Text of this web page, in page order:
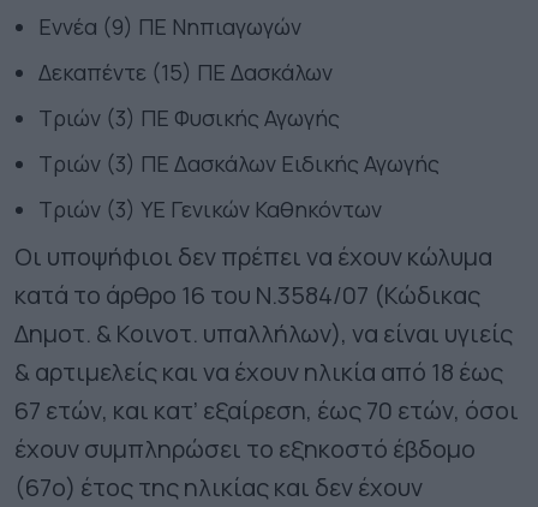
Εννέα (9) ΠΕ Νηπιαγωγών
Δεκαπέντε (15) ΠΕ Δασκάλων
Τριών (3) ΠΕ Φυσικής Αγωγής
Τριών (3) ΠΕ Δασκάλων Ειδικής Αγωγής
Τριών (3) ΥΕ Γενικών Καθηκόντων
Οι υποψήφιοι δεν πρέπει να έχουν κώλυμα
κατά το άρθρο 16 του Ν.3584/07 (Κώδικας
Δημοτ. & Κοινοτ. υπαλλήλων), να είναι υγιείς
& αρτιμελείς και να έχουν ηλικία από 18 έως
67 ετών, και κατ’ εξαίρεση, έως 70 ετών, όσοι
έχουν συμπληρώσει το εξηκοστό έβδομο
(67ο) έτος της ηλικίας και δεν έχουν